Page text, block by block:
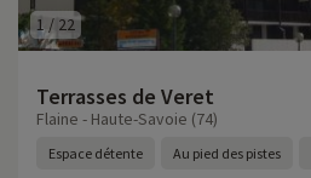
1 / 22
Terrasses de Veret
Flaine - Haute-Savoie (74)
Espace détente Au pied des pistes